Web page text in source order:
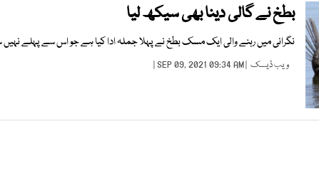
بطخ نے گالی دینا بھی سیکھ لیا
نگرانی میں رہنے والی ایک مسک بطخ نے پہلا جملہ ادا کیا ہے جو اس سے پہلے نہیں
ویب ڈیسک | SEP 09, 2021 09:34 AM |